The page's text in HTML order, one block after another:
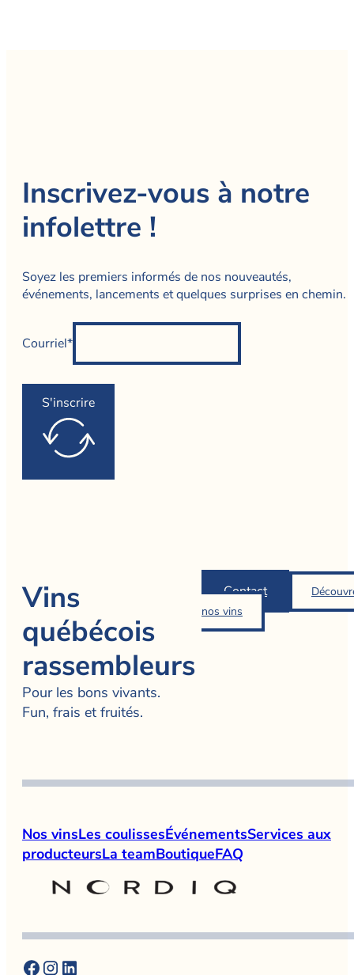
Inscrivez-vous à notre
infolettre !
Soyez les premiers informés de nos nouveautés,
événements, lancements et quelques surprises en chemin.
Courriel*
S'inscrire
Vins
québécois
rassembleurs
Pour les bons vivants.
Fun, frais et fruités.
Contact
nos vins
Nos vinsLes coulissesÉvénementsServices aux
producteursLa teamBoutiqueFAQ